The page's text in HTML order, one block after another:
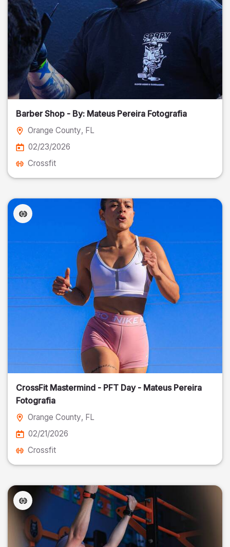
Barber Shop - By: Mateus Pereira Fotografia
Orange County, FL
02/23/2026
Crossfit
CrossFit Mastermind - PFT Day - Mateus Pereira
Fotografia
Orange County, FL
02/21/2026
Crossfit